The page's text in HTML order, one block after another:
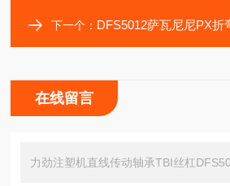
下一个： DFS5012萨瓦尼尼PX折弯中心
在线留言